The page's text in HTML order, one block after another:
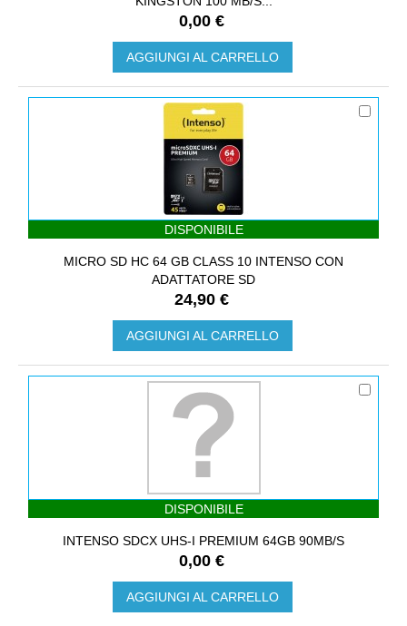
0,00 €
AGGIUNGI AL CARRELLO
DISPONIBILE
MICRO SD HC 64 GB CLASS 10 INTENSO CON
ADATTATORE SD
24,90 €
AGGIUNGI AL CARRELLO
DISPONIBILE
INTENSO SDCX UHS-I PREMIUM 64GB 90MB/S
0,00 €
AGGIUNGI AL CARRELLO